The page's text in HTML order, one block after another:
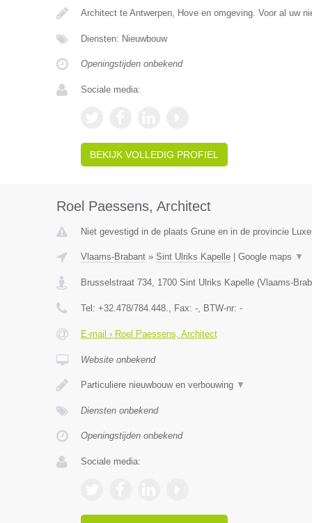
Architect te Antwerpen, Hove en omgeving. Voor al uw
Diensten: Nieuwbouw
Openingstijden onbekend
Sociale media:
BEKIJK VOLLEDIG PROFIEL
Roel Paessens, Architect
Niet gevestigd in de plaats Grune en in de provincie
Vlaams-Brabant» Sint Ulriks Kapelle| Google maps ▼
Brusselstraat 734, 1700 Sint Ulriks Kapelle(Vlaams-
Tel: +32.478/784.448., Fax: -, BTW-nr: -
E-mail › Roel Paessens, Architect
Website onbekend
Particuliere nieuwbouw en verbouwing ▼
Diensten onbekend
Openingstijden onbekend
Sociale media: